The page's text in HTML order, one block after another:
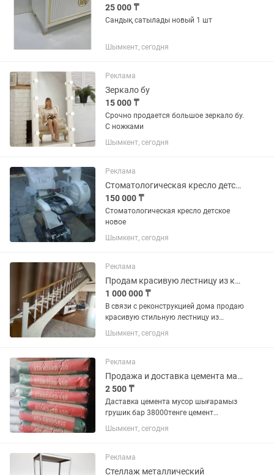
25 000 ₸
Сандық сатылады новый 1 шт
Шымкент, сегодня
Реклама
Зеркало бу
15 000 ₸
Срочно продается большое зеркало бу.
С ножками
Шымкент, сегодня
Реклама
Стоматологическая кресло детское
150 000 ₸
Стоматологическая кресло детское
новое
Шымкент, сегодня
Реклама
Продам красивую лестницу из карагача
1 000 000 ₸
В связи с реконструкцией дома продаю
красивую стильную лестницу из
карагача. В идеальном состоянии
Шымкент, сегодня
Реклама
Продажа и доставка цемента марка 500
2 500 ₸
Даставка цемента мусор шығарамыз
грушик бар 38000тенге цемент
даставка тегін
Шымкент, сегодня
Реклама
Стеллаж металлический